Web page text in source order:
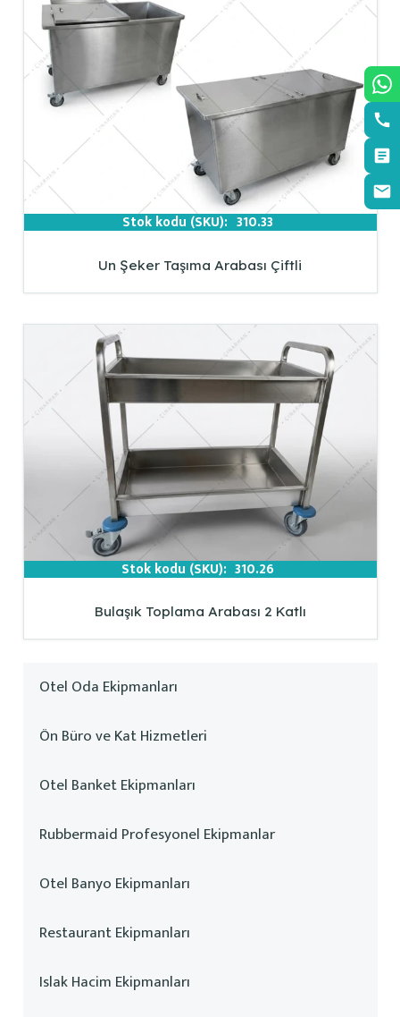
Stok kodu (SKU): 310.33
Un Şeker Taşıma Arabası Çiftli
Stok kodu (SKU): 310.26
Bulaşık Toplama Arabası 2 Katlı
Otel Oda Ekipmanları
Ön Büro ve Kat Hizmetleri
Otel Banket Ekipmanları
Rubbermaid Profesyonel Ekipmanlar
Otel Banyo Ekipmanları
Restaurant Ekipmanları
Islak Hacim Ekipmanları